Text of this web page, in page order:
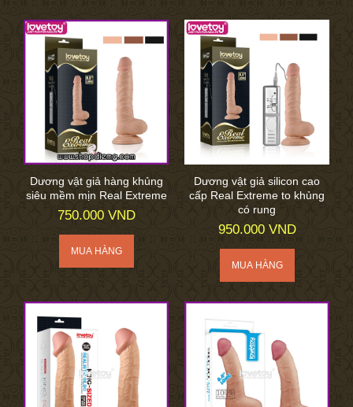
Dương vật giả hàng khủng
siêu mềm mịn Real Extreme
750.000 VND
Dương vật giả silicon cao
cấp Real Extreme to khủng
có rung
950.000 VND